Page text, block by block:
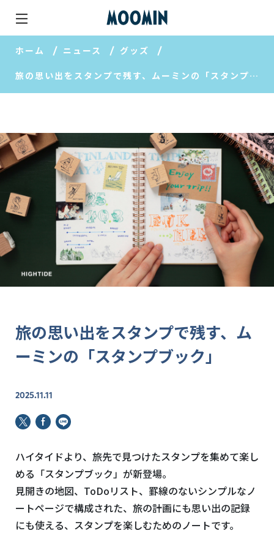
ホーム ニュース グッズ
旅の思い出をスタンプで残す、ムーミンの「スタンプブック」
旅の思い出をスタンプで残す、ム
ーミンの「スタンプブック」
2025.11.11
ハイタイドより、旅先で見つけたスタンプを集めて楽し
める「スタンプブック」が新登場。
見開きの地図、ToDoリスト、罫線のないシンプルなノ
ートページで構成された、旅の計画にも思い出の記録
にも使える、スタンプを楽しむためのノートです。